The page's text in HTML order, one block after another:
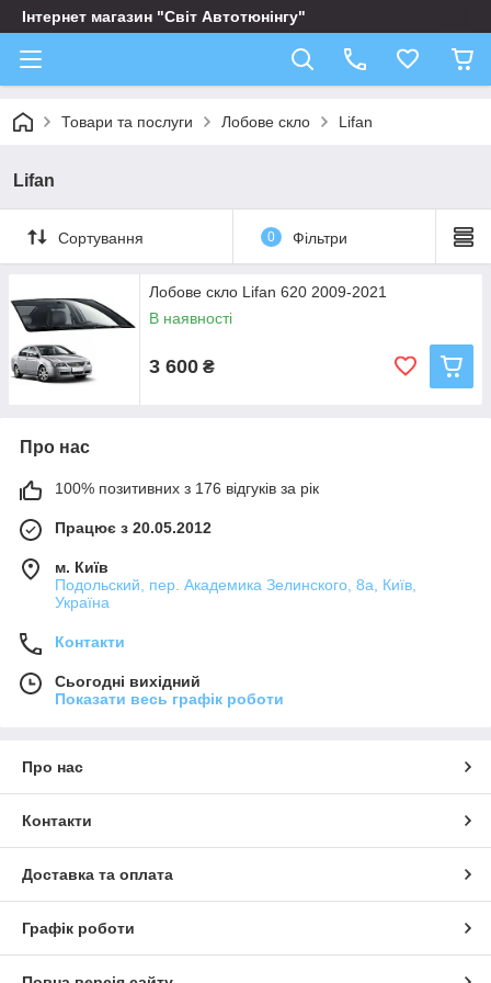
Інтернет магазин "Світ Автотюнінгу"
Товари та послуги Лобове скло Lifan
Lifan
Сортування 0 Фільтри
Лобове скло Lifan 620 2009-2021
В наявності
3 600 ₴
Про нас
100% позитивних з 176 відгуків за рік
Працює з 20.05.2012
м. Київ
Подольский, пер. Академика Зелинского, 8а, Київ,
Україна
Контакти
Сьогодні вихідний
Показати весь графік роботи
Про нас
Контакти
Доставка та оплата
Графік роботи